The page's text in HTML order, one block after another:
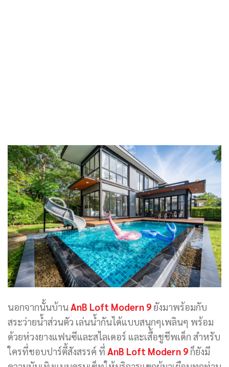
นอกจากนั้นบ้านAnB Loft Modern 9 ยังมาพร้อมกับ
สระว่ายน้ำส่วนตัว เล่นน้ำกันได้แบบสนุกๆเพลินๆ พร้อม
ด้วยห่วงยางแฟนซีและสไลเดอร์ และเสื้อชูชีพเด็ก สำหรับ
ใครที่ชอบปาร์ตี้สังสรรค์ ที่ AnB Loft Modern 9ก็ยังมี